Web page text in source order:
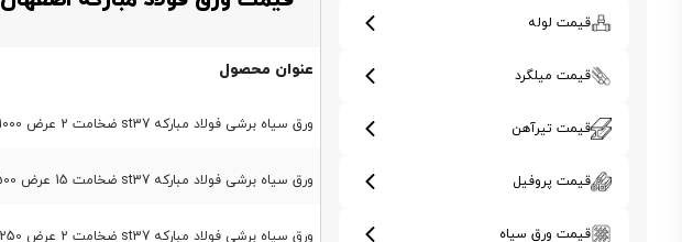
قیمت لوله
قیمت میلگرد
قیمت تیرآهن
قیمت پروفیل
قیمت ورق سیاه
عنوان محصول
ورق سیاه برشی فولاد مبارکه st37 ضخامت 2 عرض 1000
ورق سیاه برشی فولاد مبارکه st37 ضخامت 15 عرض 1500
ورق سیاه برشی فولاد مبارکه st37 ضخامت 2 عرض 1250